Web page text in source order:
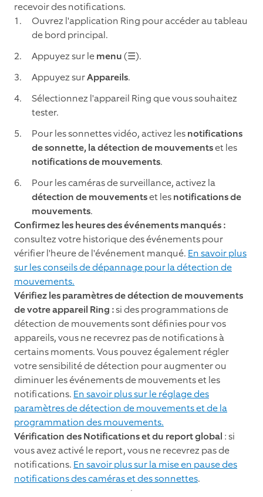
recevoir des notifications.
Ouvrez l'application Ring pour accéder au tableau
de bord principal.
Appuyez sur lemenu(☰).
Appuyez surAppareils.
Sélectionnez l'appareil Ring que vous souhaitez
tester.
Pour les sonnettes vidéo, activez lesnotifications
de sonnette, la détection de mouvementset les
notifications de mouvements.
Pour les caméras de surveillance, activez la
détection de mouvementset lesnotifications de
mouvements.
Confirmez les heures des événements manqués :
consultez votre historique des événements pour
vérifier l'heure de l'événement manqué. En savoir plus
sur les conseils de dépannage pour la détection de
mouvements.
Vérifiez les paramètres de détection de mouvements
de votre appareil Ring :si des programmations de
détection de mouvements sont définies pour vos
appareils, vous ne recevrez pas de notifications à
certains moments. Vous pouvez également régler
votre sensibilité de détection pour augmenter ou
diminuer les événements de mouvements et les
notifications. En savoir plus sur le réglage des
paramètres de détection de mouvements et de la
programmation des mouvements.
Vérification des Notifications et du report global : si
vous avez activé le report, vous ne recevrez pas de
notifications. En savoir plus sur la mise en pause des
notifications des caméras et des sonnettes.